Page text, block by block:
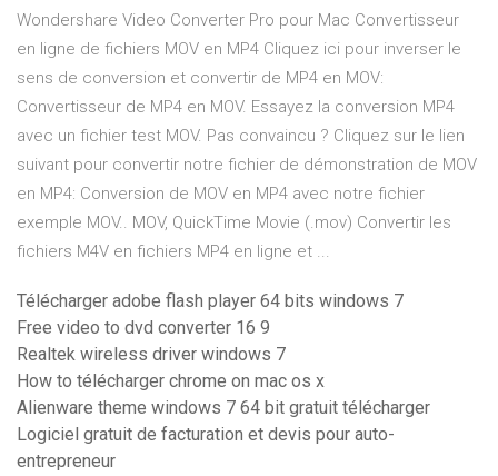
Wondershare Video Converter Pro pour Mac Convertisseur
en ligne de fichiers MOV en MP4 Cliquez ici pour inverser le
sens de conversion et convertir de MP4 en MOV:
Convertisseur de MP4 en MOV. Essayez la conversion MP4
avec un fichier test MOV. Pas convaincu ? Cliquez sur le lien
suivant pour convertir notre fichier de démonstration de MOV
en MP4: Conversion de MOV en MP4 avec notre fichier
exemple MOV.. MOV, QuickTime Movie (.mov) Convertir les
fichiers M4V en fichiers MP4 en ligne et ...
Télécharger adobe flash player 64 bits windows 7
Free video to dvd converter 16 9
Realtek wireless driver windows 7
How to télécharger chrome on mac os x
Alienware theme windows 7 64 bit gratuit télécharger
Logiciel gratuit de facturation et devis pour auto-
entrepreneur